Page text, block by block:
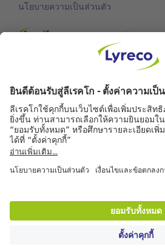
นโยบายความเป็นส่วนตัว
การพัฒนาอย่างยั่งยืน
การสนับสนุนลูกค้า
บริการจัดส่งฟรี
สำหรับทุกคำสั่งซื้อ
จัดส่งในวันทำการถัดไป
สำหรับคำสั่งซื้อก่อนเวลา 18.00 น.
สามารถส่งคืนสินค้าได้ฟรี
ข้อมูลเพิ่มเติม